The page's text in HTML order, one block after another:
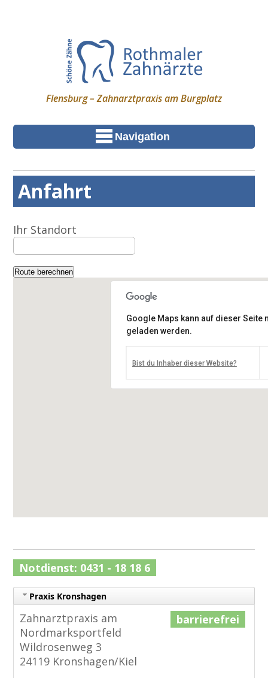
Flensburg – Zahnarztpraxis am Burgplatz
Navigation
Anfahrt
Ihr Standort
Google Maps kann auf dieser Seite
geladen werden.
Bist du Inhaber dieser Website?
Notdienst: 0431 - 18 18 6
Praxis Kronshagen
barrierefrei
Zahnarztpraxis am
Nordmarksportfeld
Wildrosenweg 3
24119 Kronshagen/Kiel